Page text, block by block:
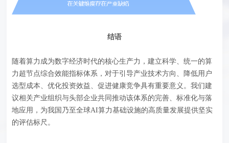
结语
随着算力成为数字经济时代的核心生产力，建立科学、统一的算
力超节点综合效能指标体系，对于引导产业技术方向、降低用户
选型成本、优化投资效益、促进健康竞争具有重要意义。我们建
议相关产业组织与头部企业共同推动该体系的完善、标准化与落
地应用，为我国乃至全球AI算力基础设施的高质量发展提供坚实
的评估标尺。